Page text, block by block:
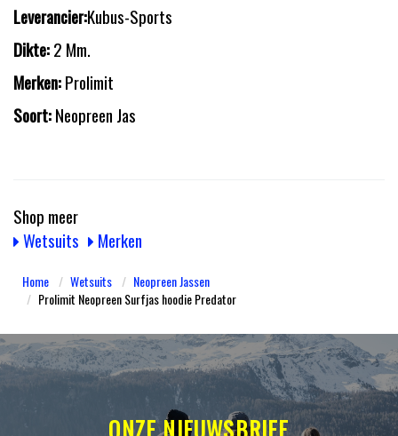
Leverancier:Kubus-Sports
Dikte:2 Mm.
Merken:Prolimit
Soort:Neopreen Jas
Shop meer
Wetsuits
Merken
Home Wetsuits
Neopreen Jassen
Prolimit Neopreen Surfjas hoodie Predator